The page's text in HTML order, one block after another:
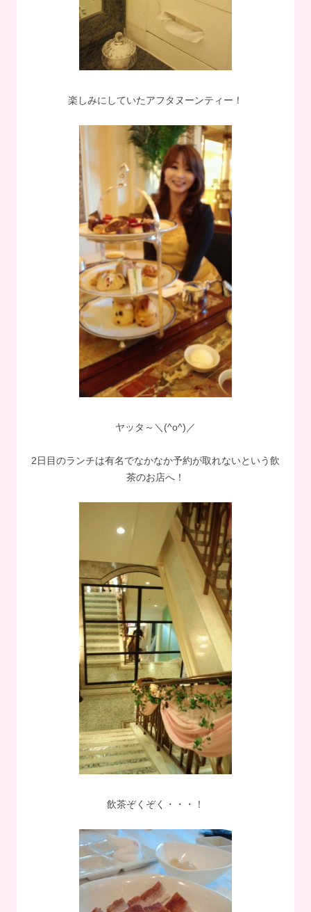
楽しみにしていたアフタヌーンティー！
ヤッタ～＼(^o^)／
2日目のランチは有名でなかなか予約が取れないという飲
茶のお店へ！
飲茶ぞくぞく・・・！